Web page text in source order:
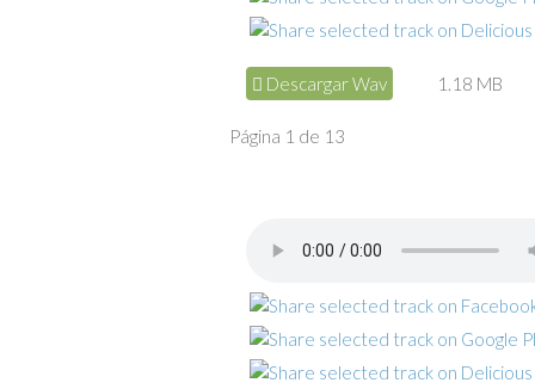
Descargar Wav 1.18 MB
Página 1 de 13